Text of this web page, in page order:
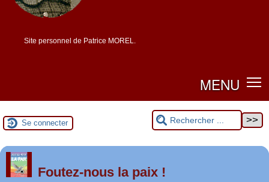
Site personnel de Patrice MOREL.
MENU
Se connecter
1ermai 2026 à Saint-Nazaire
Foutez-nous la paix !